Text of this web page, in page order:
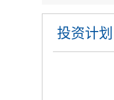
投资计划